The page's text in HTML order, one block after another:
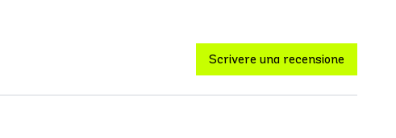
Scrivere una recensione